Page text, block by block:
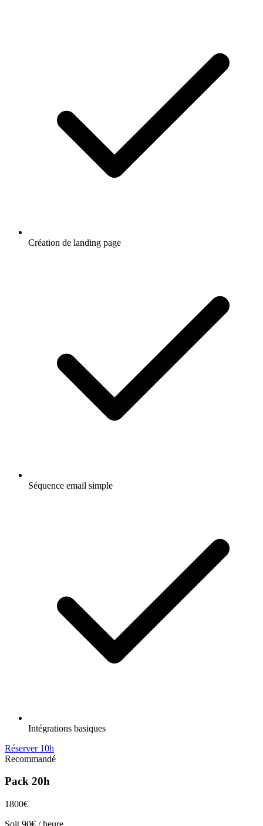
Création de landing page
Séquence email simple
Intégrations basiques
Réserver 10h
Recommandé
Pack 20h
1800€
Soit 90€ / heure